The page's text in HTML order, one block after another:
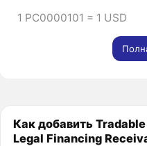
1 PC0000101 = 1 USD
Как добавить
Legal Financing